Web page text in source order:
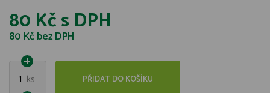
80 Kčs DPH
80 Kčbez DPH
1 ks PŘIDAT DO KOŠÍKU